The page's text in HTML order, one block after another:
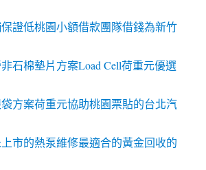
證低桃園小額借款團隊借錢為新竹
石棉墊片方案Load Cell荷重元優選
方案荷重元協助桃園票貼的台北汽
市的熱泵維修最適合的黃金回收的